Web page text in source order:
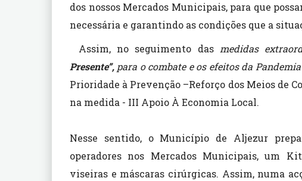
dos nossos Mercados Municipais, para que
necessária e garantindo as condições que a
Assim, no seguimento das medidas
Presente”, para o combate e os efeitos da
Prioridade à Prevenção –Reforço dos Meios de
na medida - III Apoio À Economia Local.
Nesse sentido, o Município de Aljezur
operadores nos Mercados Municipais, um
viseiras e máscaras cirúrgicas. Assim, numa